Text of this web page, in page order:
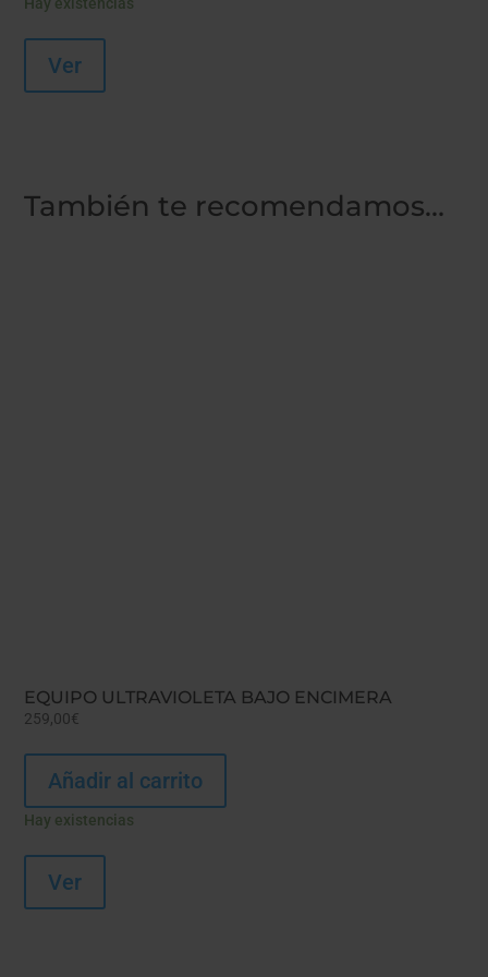
Ver
También te recomendamos…
EQUIPO ULTRAVIOLETA BAJO ENCIMERA
259,00€
Añadir al carrito
Hay existencias
Ver